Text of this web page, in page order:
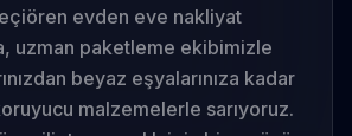
evden eve nakliyat
uzman paketleme ekibimizle
beyaz eşyalarınıza kadar
malzemelerle sarıyoruz.